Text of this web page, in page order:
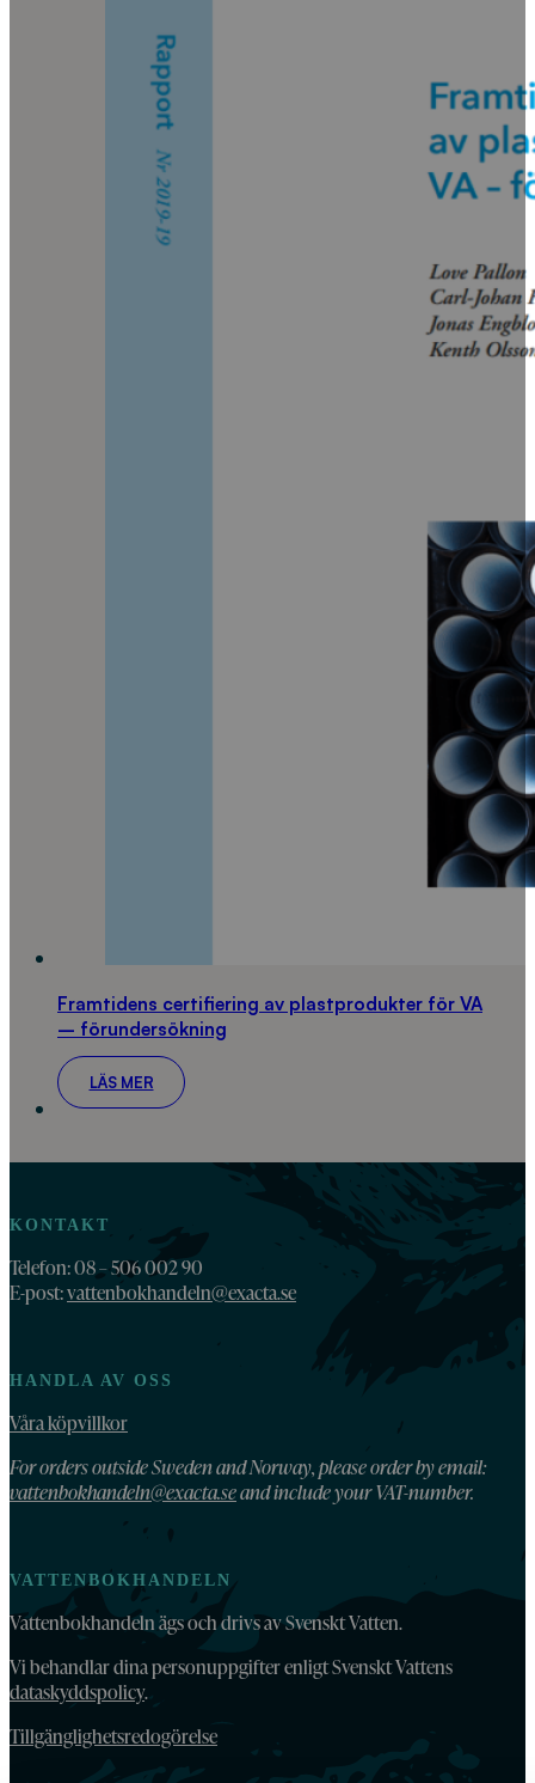
Framtidens certifiering av plastprodukter för VA
– förundersökning
LÄS MER
KONTAKT
Telefon: 08 – 506 002 90
E-post:vattenbokhandeln@exacta.se
HANDLA AV OSS
Våra köpvillkor
For orders outside Sweden and Norway, please order by email:
vattenbokhandeln@exacta.seand include your VAT-number.
VATTENBOKHANDELN
Vattenbokhandeln ägs och drivs av Svenskt Vatten.
Vi behandlar dina personuppgifter enligt Svenskt Vattens
dataskyddspolicy.
Tillgänglighetsredogörelse